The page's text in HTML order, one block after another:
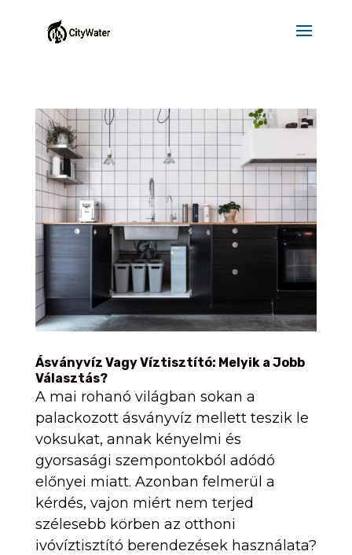
Ásványvíz Vagy Víztisztító: Melyik a Jobb
Választás?
A mai rohanó világban sokan a
palackozott ásványvíz mellett teszik le
voksukat, annak kényelmi és
gyorsasági szempontokból adódó
előnyei miatt. Azonban felmerül a
kérdés, vajon miért nem terjed
szélesebb körben az otthoni
ivóvíztisztító berendezések használata?